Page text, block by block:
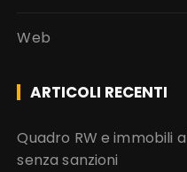
Web
ARTICOLI RECENTI
Quadro RW e immobili
senza sanzioni